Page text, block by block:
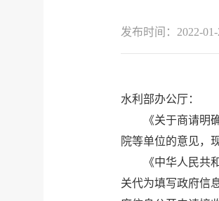
发布时间： 2022-
水利部办公厅：
《关于商请明
院等单位的意见，
《中华人民共
关代为填写政府信